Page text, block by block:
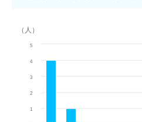
（人）
1
2
3
4
5